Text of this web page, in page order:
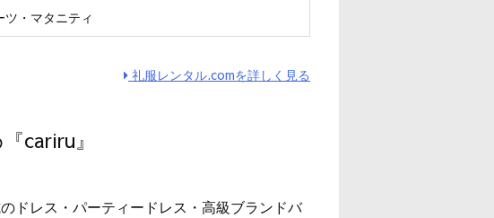
・マタニティ
礼服レンタル.comを詳しく見る
cariru』
ドレス・パーティードレス・高級ブランドバ